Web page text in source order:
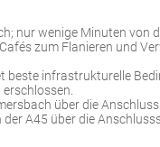
nur wenige Minuten von
zum Flanieren und
beste infrastrukturelle
über die
A45 über die